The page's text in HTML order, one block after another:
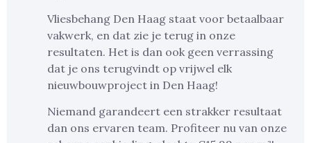
Vliesbehang Den Haag staat voor betaalbaar
vakwerk, en dat zie je terug in onze
resultaten. Het is dan ook geen verrassing
dat je ons terugvindt op vrijwel elk
nieuwbouwproject in Den Haag!
Niemand garandeert een strakker resultaat
dan ons ervaren team. Profiteer nu van onze